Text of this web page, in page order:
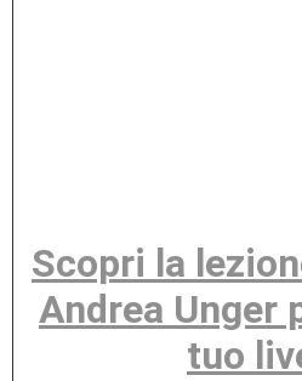
Scopri la
Andrea Unger
tuo